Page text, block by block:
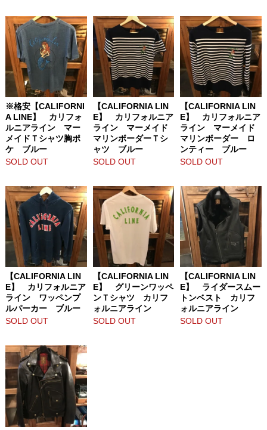
※格安【CALIFORNI
A LINE】 カリフォ
ルニアライン マー
メイドＴシャツ胸ポ
ケ ブルー
SOLD OUT
【CALIFORNIA LIN
E】 カリフォルニア
ライン マーメイド
マリンボーダーＴシ
ャツ ブルー
SOLD OUT
【CALIFORNIA LIN
E】 カリフォルニア
ライン マーメイド
マリンボーダー ロ
ンティー ブルー
SOLD OUT
【CALIFORNIA LIN
E】 カリフォルニア
ライン ワッペンプ
ルパーカー ブルー
SOLD OUT
【CALIFORNIA LIN
E】 グリーンワッペ
ンＴシャツ カリフ
ォルニアライン
SOLD OUT
【CALIFORNIA LIN
E】 ライダースムー
トンベスト カリフ
ォルニアライン
SOLD OUT